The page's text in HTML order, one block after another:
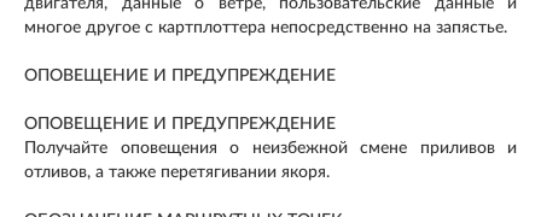
двигателя, данные о ветре, пользовательские данные и
многое другое с картплоттера непосредственно на запястье.
ОПОВЕЩЕНИЕ И ПРЕДУПРЕЖДЕНИЕ
ОПОВЕЩЕНИЕ И ПРЕДУПРЕЖДЕНИЕ
Получайте оповещения о неизбежной смене приливов и
отливов, а также перетягивании якоря.